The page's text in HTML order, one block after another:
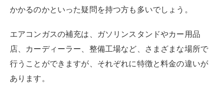
かかるのかといった疑問を持つ方も多いでしょう。
エアコンガスの補充は、ガソリンスタンドやカー用品
店、カーディーラー、整備工場など、さまざまな場所で
行うことができますが、それぞれに特徴と料金の違いが
あります。